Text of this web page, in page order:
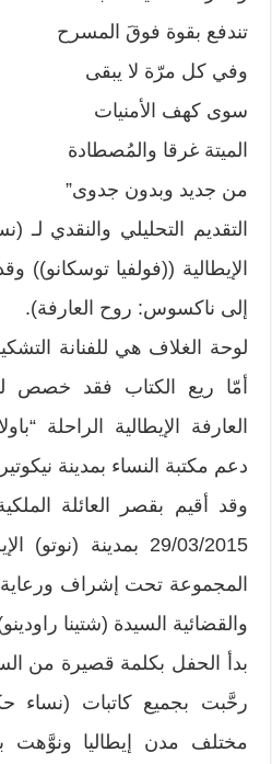
تندفع بقوة فوقَ المسرح
وفي كل مرّة لا يبقى
سوى كهف الأمنيات
الميتة غرقا والمُصطادة
من جديد وبدون جدوى”
التقديم التحليلي والنقدي لـ
الإيطالية ((فولفيا توسكانو))
إلى ناكسوس: روح العارفة).
لوحة الغلاف هي للفنانة
أمّا ريع الكتاب فقد خصص
العارفة الإيطالية الراحلة
دعم مكتبة النساء بمدينة
وقد أقيم بقصر العائلة
29/03/2015 بمدينة
المجموعة تحت إشراف ورعاية
والقضائية السيدة (شتينا
بدأ الحفل بكلمة قصيرة من
رحَّبت بجميع كاتبات (نساء
مختلف مدن إيطاليا ونوَّهت